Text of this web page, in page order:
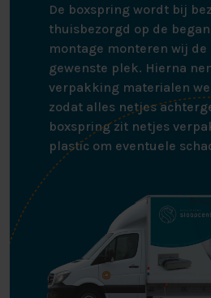
Nieuw bij alle 3D topmatrassen:
matrashoes! Deze matrashoes
duurzame materialen en
Deze zilvergaren helpen uw
bloedsomloop. Dankzij deze
lichaam namelijk minder
temperaturen, waardoor uw
vernauwen. En aangezien
doorbloeding belemmeren, is
matrashoes dit kan voorkomen!
Naast goed voor de
nog antibacterieel,
De zilverdraad in de hoes zorgt
matrashoes nóg beter bestand
De boxspring wordt bij
thuisbezorgd op de
montage monteren wij de
gewenste plek. Hierna
verpakking materialen
zodat alles netjes
boxspring zit netjes
plastic om eventuele